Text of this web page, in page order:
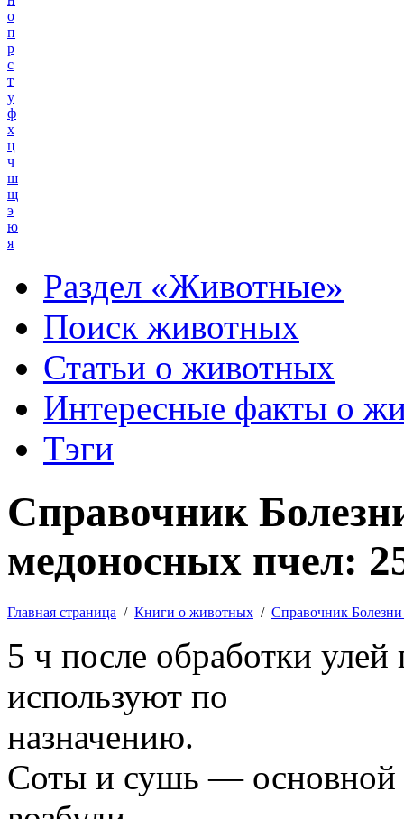
о
п
р
с
т
у
ф
х
ц
ч
ш
щ
э
ю
я
Раздел «Животные»
Поиск животных
Статьи о животных
Интересные факты о
Тэги
Справочник
медоносных пчел:
Главная страница / Книги о животных / Справочник
5 ч после обработки
используют по
назначению.
Соты и сушь — основной